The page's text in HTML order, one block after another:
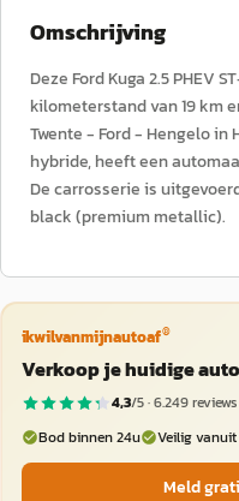
Omschrijving
Deze Ford Kuga 2.5 PHEV
kilometerstand van 19 km
Twente - Ford - Hengelo in
hybride, heeft een
De carrosserie is
black (premium metallic).
ikwilvanmijnautoaf®
Verkoop je huidige
4,3/5 ·6.249
Bod binnen 24u
Veilig
Meld